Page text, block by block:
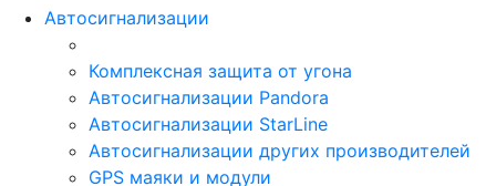
Автосигнализации
Комплексная защита от угона
Автосигнализации Pandora
Автосигнализации StarLine
Автосигнализации других производителей
GPS маяки и модули